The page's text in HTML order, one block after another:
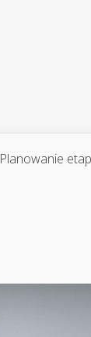
Planowanie